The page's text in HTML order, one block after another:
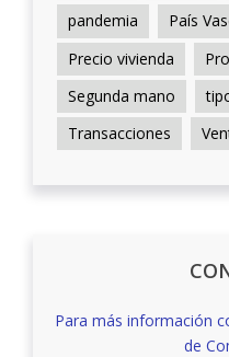
pandemia
País
Precio vivienda
Segunda mano
Transacciones
Para más información
de